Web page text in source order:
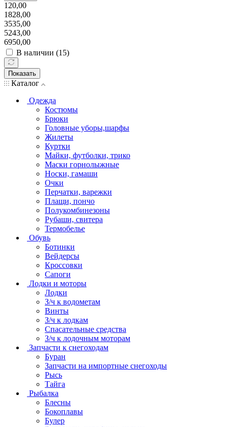
120,00
1828,00
3535,00
5243,00
6950,00
В наличии (15)
Показать
Каталог
Одежда
Костюмы
Брюки
Головные уборы,шарфы
Жилеты
Куртки
Майки, футболки, трико
Маски горнолыжные
Носки, гамаши
Очки
Перчатки, варежки
Плащи, пончо
Полукомбинезоны
Рубаши, свитера
Термобелье
Обувь
Ботинки
Вейдерсы
Кроссовки
Сапоги
Лодки и моторы
Лодки
З/ч к водометам
Винты
З/ч к лодкам
Спасательные средства
З/ч к лодочным моторам
Запчасти к снегоходам
Буран
Запчасти на импортные снегоходы
Рысь
Тайга
Рыбалка
Блесны
Бокоплавы
Булер